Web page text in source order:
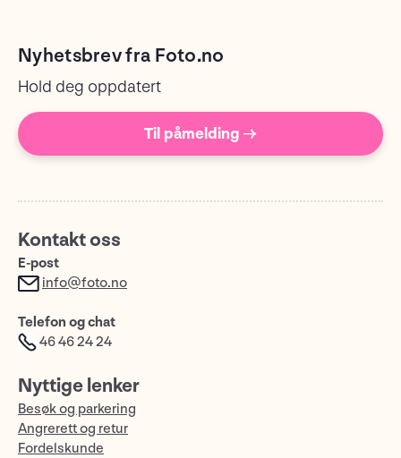
Nyhetsbrev fra Foto.no
Hold deg oppdatert
Til påmelding →
Kontakt oss
E-post
info@foto.no
Telefon og chat
46 46 24 24
Nyttige lenker
Besøk og parkering
Angrerett og retur
Fordelskunde